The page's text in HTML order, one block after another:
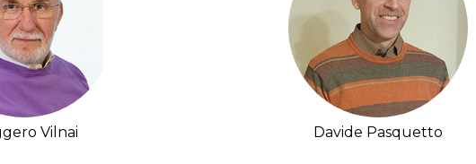
Vilnai Davide Pasquetto